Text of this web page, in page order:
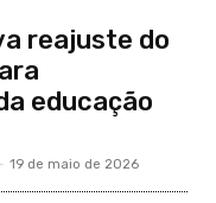
reajuste do
educação
- 19 de maio de 2026